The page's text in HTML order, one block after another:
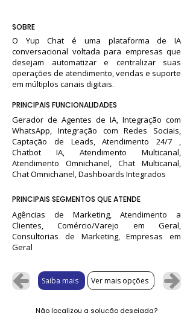
SOBRE
O Yup Chat é uma plataforma de IA
conversacional voltada para empresas que
desejam automatizar e centralizar suas
operações de atendimento, vendas e suporte
em múltiplos canais digitais.
PRINCIPAIS FUNCIONALIDADES
Gerador de Agentes de IA, Integração com
WhatsApp, Integração com Redes Sociais,
Captação de Leads, Atendimento 24/7 ,
Chatbot IA, Atendimento Multicanal,
Atendimento Omnichanel, Chat Multicanal,
Chat Omnichanel, Dashboards Integrados
PRINCIPAIS SEGMENTOS QUE ATENDE
Agências de Marketing, Atendimento a
Clientes, Comércio/Varejo em Geral,
Consultorias de Marketing, Empresas em
Geral
Saiba mais Ver mais opções
Não localizou a solução desejada?